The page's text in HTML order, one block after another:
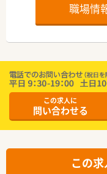
職場情
この求人に
問い合わせる
この